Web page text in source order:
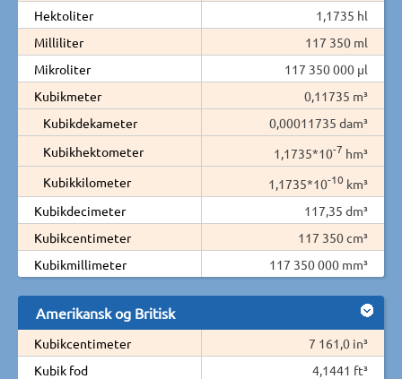
Hektoliter
1,1735 hl
Milliliter
117 350 ml
Mikroliter
117 350 000 µl
Kubikmeter
0,11735 m³
Kubikdekameter
0,00011735 dam³
Kubikhektometer
1,1735*10-7 hm³
Kubikkilometer
1,1735*10-10 km³
Kubikdecimeter
117,35 dm³
Kubikcentimeter
117 350 cm³
Kubikmillimeter
117 350 000 mm³
Amerikansk og Britisk
Kubikcentimeter
7 161,0 in³
Kubik fod
4,1441 ft³